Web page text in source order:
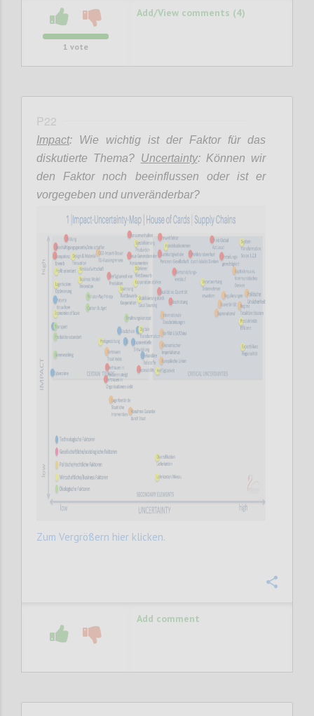
1 vote
Add/View comments (4)
P22
Impact: Wie wichtig ist der Faktor für das
diskutierte Thema? Uncertainty: Können wir
den Faktor noch beeinflussen oder ist er
vorgegeben und unveränderbar?
Zum Vergrößern hier klicken.
Add comment